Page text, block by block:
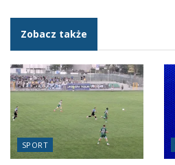
Zobacz także
SPORT